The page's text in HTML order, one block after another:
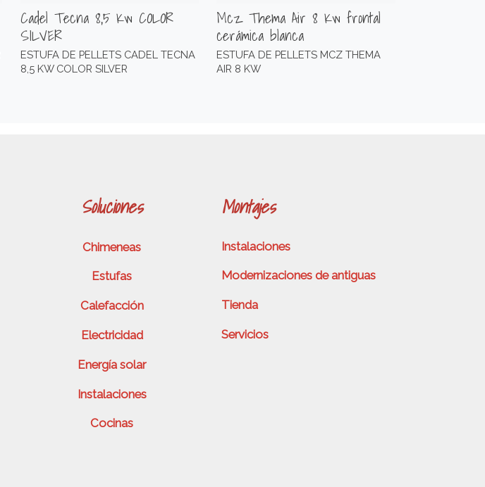
Cadel Tecna 8,5 Kw COLOR
SILVER
ESTUFA DE PELLETS CADEL TECNA
8,5 KW COLOR SILVER
Mcz Thema Air 8 Kw frontal
cerámica blanca
ESTUFA DE PELLETS MCZ THEMA
AIR 8 KW
Soluciones
Chimeneas
Estufas
Calefacción
Electricidad
Energía solar
Instalaciones
Cocinas
Montajes
Instalaciones
Modernizaciones de antiguas
Tienda
Servicios